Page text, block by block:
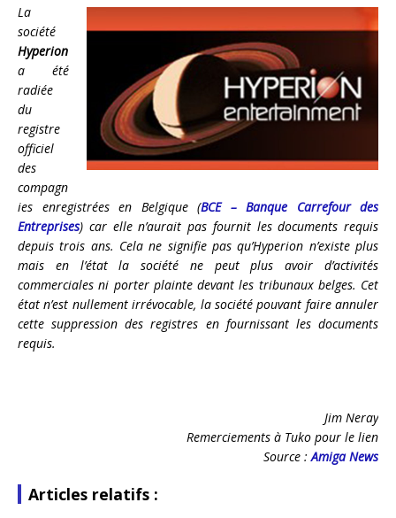
La
société
Hyperion
a été
radiée
du
registre
officiel
des
compagn
ies enregistrées en Belgique (BCE – Banque Carrefour des
Entreprises) car elle n’aurait pas fournit les documents requis
depuis trois ans. Cela ne signifie pas qu’Hyperion n’existe plus
mais en l’état la société ne peut plus avoir d’activités
commerciales ni porter plainte devant les tribunaux belges. Cet
état n’est nullement irrévocable, la société pouvant faire annuler
cette suppression des registres en fournissant les documents
requis.
Jim Neray
Remerciements à Tuko pour le lien
Source :Amiga News
Articles relatifs :